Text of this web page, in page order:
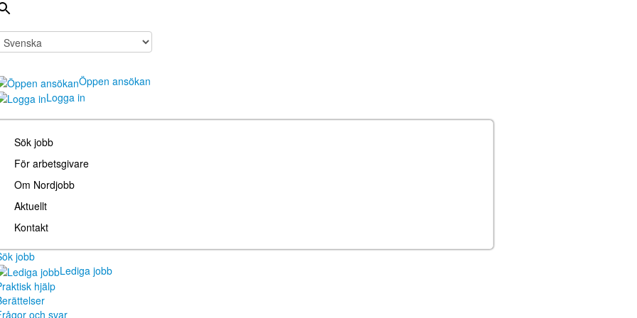
Öppen ansökan
Logga in
Sök jobb
För arbetsgivare
Om Nordjobb
Aktuellt
Kontakt
jobb
Lediga jobb
hjälp
och svar